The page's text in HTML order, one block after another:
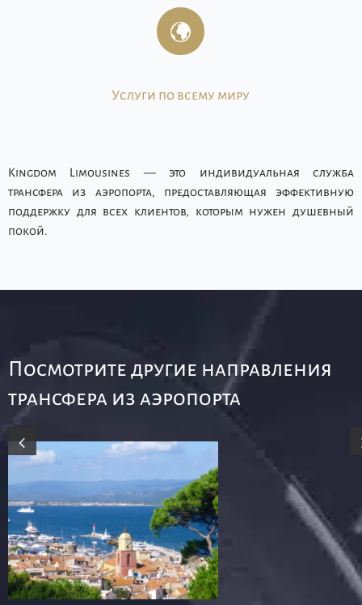
Услуги по всему миру
Kingdom Limousines — это индивидуальная служба
трансфера из аэропорта, предоставляющая эффективную
поддержку для всех клиентов, которым нужен душевный
покой.
Посмотрите другие направления
трансфера из аэропорта